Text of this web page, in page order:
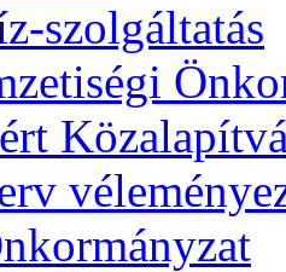
szolgáltatás